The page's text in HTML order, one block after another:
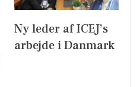
Ny leder af ICEJ’s
arbejde i Danmark